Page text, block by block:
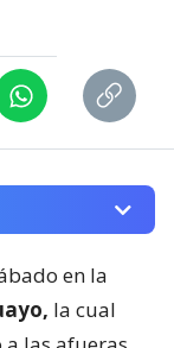
en la
la cual